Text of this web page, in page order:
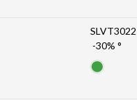
SLVT3022
-30% °